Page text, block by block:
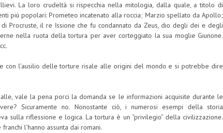
La loro crudeltà si rispecchia nella mitologia, dalla quale, a titolo di
più popolari: Prometeo incatenato alla roccia; Marzio spellato da Apollo;
Procruste, il re Issione che fu condannato da Zeus, dio degli dei e degli
nella ruota della tortura per aver corteggiato la sua moglie Giunone.
con l’ausilio delle torture risale alle origini del mondo e si potrebbe dire
vale la pena porci la domanda se le informazioni acquisite durante le
Sicuramente no. Nonostante ciò, i numerosi esempi della storia
sulla riflessione e logica. La tortura è un “privilegio” della civilizzazione.
l’hanno assunta dai romani.